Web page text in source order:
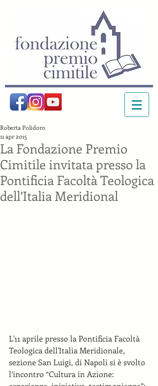
La Fondazione Premio
Cimitile invitata presso la
Pontificia Facoltà Teologica
dell’Italia Meridional
Roberta Polidoro
11 apr 2015
L'11 aprile presso la Pontificia Facoltà
Teologica dell'Italia Meridionale,
sezione San Luigi, di Napoli si è svolto
l’incontro “Cultura in Azione: